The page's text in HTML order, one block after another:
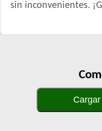
sin inconvenientes.